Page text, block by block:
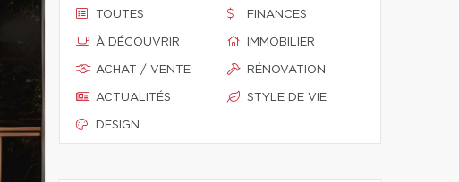
TOUTES
À DÉCOUVRIR
ACHAT / VENTE
ACTUALITÉS
DESIGN
FINANCES
IMMOBILIER
RÉNOVATION
STYLE DE VIE